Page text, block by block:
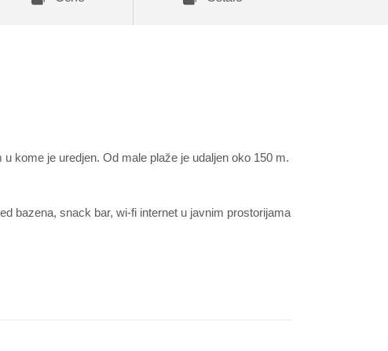
kome je uredjen. Od male plaže je udaljen oko 150 m.
bazena, snack bar, wi-fi internet u javnim prostorijama